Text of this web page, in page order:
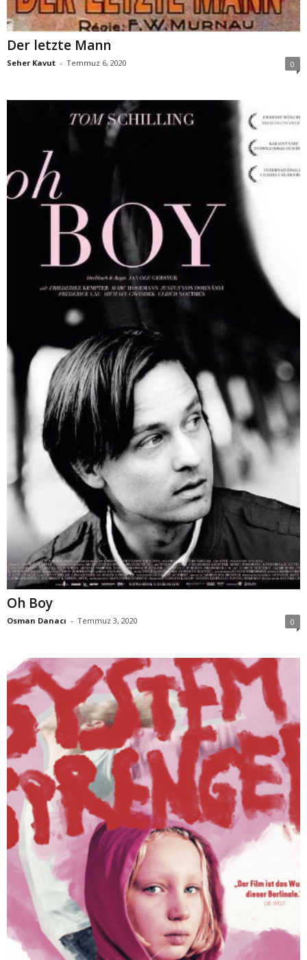
Der letzte Mann
Seher Kavut - Temmuz 6, 2020 0
Oh Boy
Osman Danacı - Temmuz 3, 2020 0